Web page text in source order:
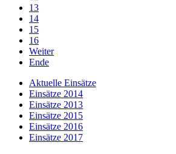
13
14
15
16
Weiter
Ende
Aktuelle Einsätze
Einsätze 2014
Einsätze 2013
Einsätze 2015
Einsätze 2016
Einsätze 2017